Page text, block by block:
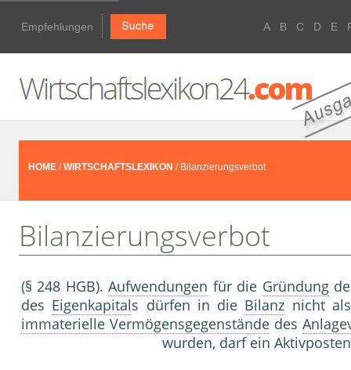
Empfehlungen A B C D E
HOME /WIRTSCHAFTSLEXIKON / Bilanzierungsverbot
Bilanzierungsverbot
(§ 248 HGB).Aufwendungen für die Gründung
des Eigenkapitals dürfen in die Bilanz nicht
immaterielle Vermögensgegenstände des
wurden, darf ein